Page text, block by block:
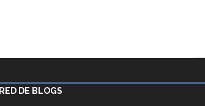
RED DE BLOGS